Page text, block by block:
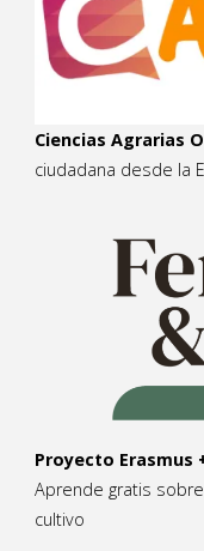
Ciencias Agrarias
ciudadana desde la
Proyecto Erasmus
Aprende gratis
cultivo